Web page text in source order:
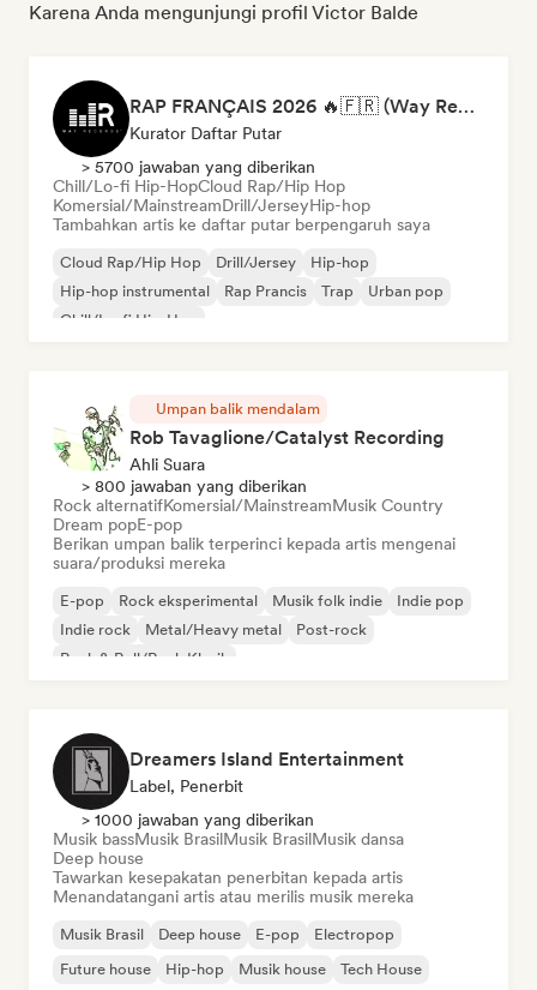
Karena Anda mengunjungi profil Victor Balde
RAP FRANÇAIS 2026 🔥🇫🇷 (Way Records)
Kurator Daftar Putar
> 5700 jawaban yang diberikan
Chill/Lo-fi Hip-HopCloud Rap/Hip Hop
Komersial/MainstreamDrill/JerseyHip-hop
Tambahkan artis ke daftar putar berpengaruh saya
Cloud Rap/Hip Hop Drill/Jersey
Hip-hop
Hip-hop instrumental
Rap Prancis Trap
Urban pop
Chill/Lo-fi Hip-Hop
Umpan balik mendalam
Rob Tavaglione/Catalyst Recording
Ahli Suara
> 800 jawaban yang diberikan
Rock alternatifKomersial/MainstreamMusik Country
Dream popE-pop
Berikan umpan balik terperinci kepada artis mengenai
suara/produksi mereka
E-pop Rock eksperimental Musik folk indie
Indie pop
Indie rock
Metal/Heavy metal
Post-rock
Rock & Roll/Rock Klasik
Dreamers Island Entertainment
Label, Penerbit
> 1000 jawaban yang diberikan
Musik bassMusik BrasilMusik BrasilMusik dansa
Deep house
Tawarkan kesepakatan penerbitan kepada artis
Menandatangani artis atau merilis musik mereka
Musik Brasil Deep house E-pop
Electropop
Future house
Hip-hop Musik house Tech House